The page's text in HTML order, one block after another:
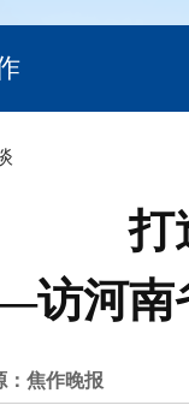
打
河南
：焦作晚报